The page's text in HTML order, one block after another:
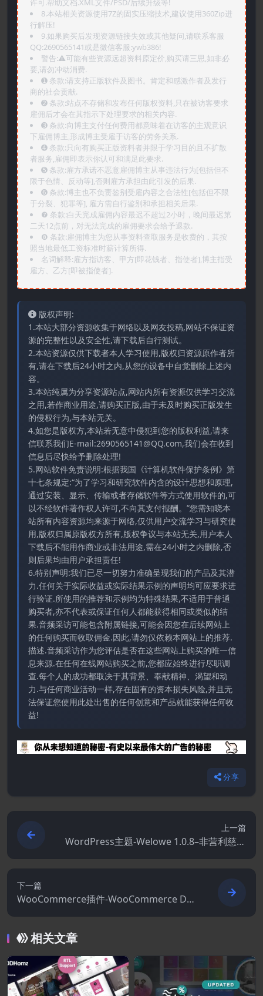
许可.帮助文档.XML文件/PSD/后续升级等!
8.本站相关资源使用7Z的固实压缩技术,建议使用360Zip进
行解压!
9.如果购买后发现资源链接失效或其他疑问,请联系客服
QQ:2690565141或是微信客服:ywb386!
警告:⚠️可能有些资源远超资料原定价,购买请三思,如非必
要,请勿冲动消费.
➊️ 条款:请支持正版软件及图书。肯定和感激作者及发行
商的社会贡献.
➋️ 条款:站点不存储和发布任何版权资料,只在被访客要求
雇佣后才会在其指示下处理要求的相关内容.
➌️ 条款:向博主支付任何费用都意味着在访客的主观意识
下雇佣博主,形成博主受雇于访客的劳务关系.
➍️ 条款:只向有购买正版资料者并限于学习目的且不扩散
者服务,雇佣即表示你认可和满足此要求.
➎ 条款:雇方承诺不恶意雇佣博主从事违法行为[包括但不
限于色情、反动等],否则雇方承担由此引发的后果.
➏️ 条款:博主也不负责鉴别受雇内容之合法性[包括但不限
于分裂、犯罪等], 雇方需自行鉴别和承担相关后果.
❼ 条款:白天完成雇佣内容最迟不超过2小时，晚间最迟第
二天12点前，对无法完成的雇佣要求会给予退款.
❽ 条款:雇佣博主为您从事资料查取服务是收费的，其按
照当地最低工资标准时薪计算所得.
名词解释:雇方指访客、甲方[即花钱者、指使者],博主指受
雇方、乙方[即被指使者].
版权声明:
1.本站大部分资源收集于网络以及网友投稿,网站不保证资
源的完整性以及安全性,请下载后自行测试。
2.本站资源仅供下载者本人学习使用,版权归资源原作者所
有,请在下载后24小时之内,从您的设备中自觉删除上述内
容。
3.本站纯属为分享资源站点,网站内所有资源仅供学习交流
之用,若作商业用途,请购买正版,由于未及时购买正版发生
的侵权行为,与本站无关。
4.如您是版权方,本站若无意中侵犯到您的版权利益,请来
信联系我们E-mail:2690565141@QQ.com,我们会在收到
信息后尽快给予删除处理!
5.网站软件免责说明:根据我国《计算机软件保护条例》第
十七条规定:“为了学习和研究软件内含的设计思想和原理,
通过安装、显示、传输或者存储软件等方式使用软件的,可
以不经软件著作权人许可,不向其支付报酬。”您需知晓本
站所有内容资源均来源于网络,仅供用户交流学习与研究使
用,版权归属原版权方所有,版权争议与本站无关,用户本人
下载后不能用作商业或非法用途,需在24小时之内删除,否
则后果均由用户承担责任!
6.特别声明:我们已尽一切努力准确呈现我们的产品及其潜
力.任何关于实际收益或实际结果示例的声明均可应要求进
行验证.所使用的推荐和示例均为特殊结果,不适用于普通
购买者,亦不代表或保证任何人都能获得相同或类似的结
果.音频采访可能包含附属链接,可能会因您在后续网站上
的任何购买而收取佣金.因此,请勿仅依赖本网站上的推荐.
描述.音频采访作为您评估是否在这些网站上购买的唯一信
息来源.在任何在线网站购买之前,您都应始终进行尽职调
查.每个人的成功都取决于其背景、奉献精神、渴望和动
力.与任何商业活动一样,存在固有的资本损失风险,并且无
法保证您使用此处出售的任何创意和产品就能获得任何收
益!
分享
上一篇
WordPress主题-Welowe 1.0.8–非营利慈善
WordPress主题
下一篇
WooCommerce插件-WooCommerce Dep
osits 4.6.10
相关文章